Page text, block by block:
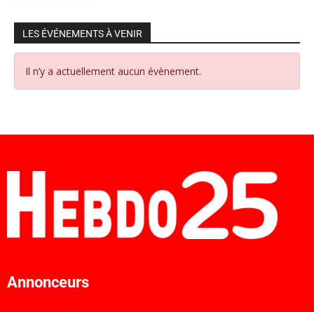
LES ÉVÉNEMENTS À VENIR
Il n’y a actuellement aucun évènement.
Annonceurs